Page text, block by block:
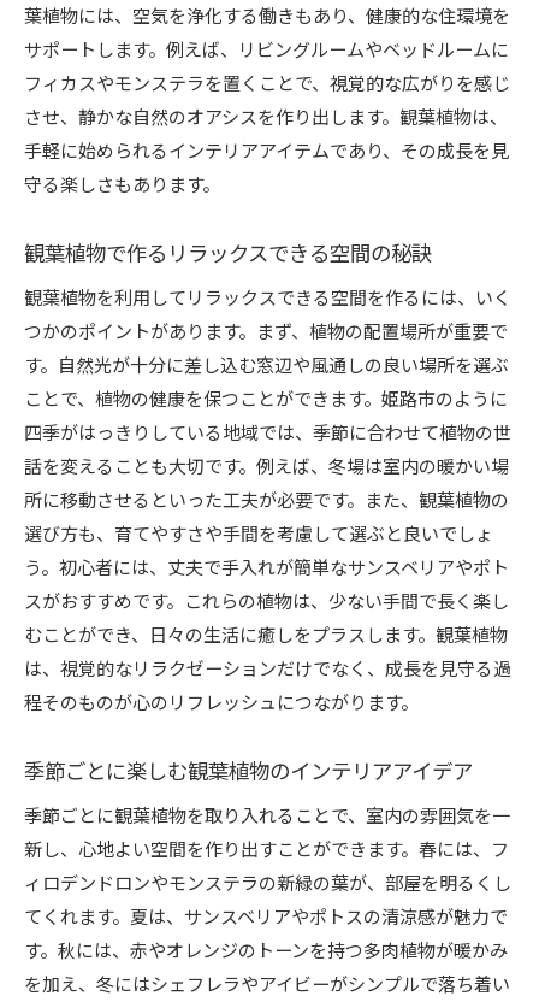
葉植物には、空気を浄化する働きもあり、健康的な住環境を
サポートします。例えば、リビングルームやベッドルームに
フィカスやモンステラを置くことで、視覚的な広がりを感じ
させ、静かな自然のオアシスを作り出します。観葉植物は、
手軽に始められるインテリアアイテムであり、その成長を見
守る楽しさもあります。
観葉植物で作るリラックスできる空間の秘訣
観葉植物を利用してリラックスできる空間を作るには、いく
つかのポイントがあります。まず、植物の配置場所が重要で
す。自然光が十分に差し込む窓辺や風通しの良い場所を選ぶ
ことで、植物の健康を保つことができます。姫路市のように
四季がはっきりしている地域では、季節に合わせて植物の世
話を変えることも大切です。例えば、冬場は室内の暖かい場
所に移動させるといった工夫が必要です。また、観葉植物の
選び方も、育てやすさや手間を考慮して選ぶと良いでしょ
う。初心者には、丈夫で手入れが簡単なサンスベリアやポト
スがおすすめです。これらの植物は、少ない手間で長く楽し
むことができ、日々の生活に癒しをプラスします。観葉植物
は、視覚的なリラクゼーションだけでなく、成長を見守る過
程そのものが心のリフレッシュにつながります。
季節ごとに楽しむ観葉植物のインテリアアイデア
季節ごとに観葉植物を取り入れることで、室内の雰囲気を一
新し、心地よい空間を作り出すことができます。春には、フ
ィロデンドロンやモンステラの新緑の葉が、部屋を明るくし
てくれます。夏は、サンスベリアやポトスの清涼感が魅力で
す。秋には、赤やオレンジのトーンを持つ多肉植物が暖かみ
を加え、冬にはシェフレラやアイビーがシンプルで落ち着い